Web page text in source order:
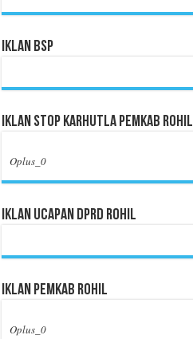
Iklan BSP
Iklan Stop Karhutla Pemkab Rohil
Oplus_0
Iklan Ucapan DPRD Rohil
Iklan Pemkab Rohil
Oplus_0